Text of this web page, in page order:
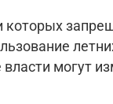
которых
могут